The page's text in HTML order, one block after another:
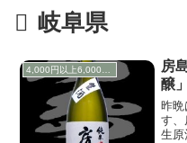
岐阜県
4,000円以上6,000円未満
房
醸
昨
す、
生原